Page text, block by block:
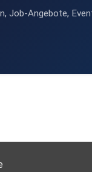
Job-Angebote,